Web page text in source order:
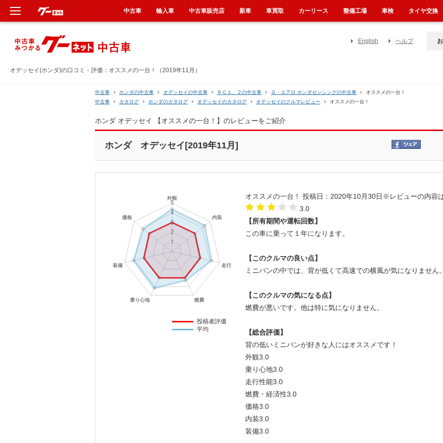
オデッセイ(ホンダ)の口コミ・評価：オススメの一台！（2019年11月）
English ヘルプ
中古車 ホンダの中古車 オデッセイの中古車 ＲＣ１、２の中古車 Ｇ・エアロ ホンダセンシングの中古車
オススメの一台！
中古車
カタログ ホンダのカタログ オデッセイのカタログ オデッセイのクルマレビュー オススメの一台！
ホンダ オデッセイ 【オススメの一台！】のレビューをご紹介
ホンダ オデッセイ[2019年11月]
投稿者評価
平均
オススメの一台！ 投稿日：2020年10月30日 ※レビューの内容
3.0
【所有期間や運転回数】
この車に乗って１年になります。
【このクルマの良い点】
ミニバンの中では、背が低くて高速での横風が気になりません
【このクルマの気になる点】
燃費が悪いです。他は特に気になりません。
【総合評価】
背の低いミニバンが好きな人にはオススメです！
外観3.0
乗り心地3.0
走行性能3.0
燃費・経済性3.0
価格3.0
内装3.0
装備3.0
中古車 輸入車 中古車販売店 新車 車買取 カーリース 整備工場 車検 タイヤ交換
新車
中古車